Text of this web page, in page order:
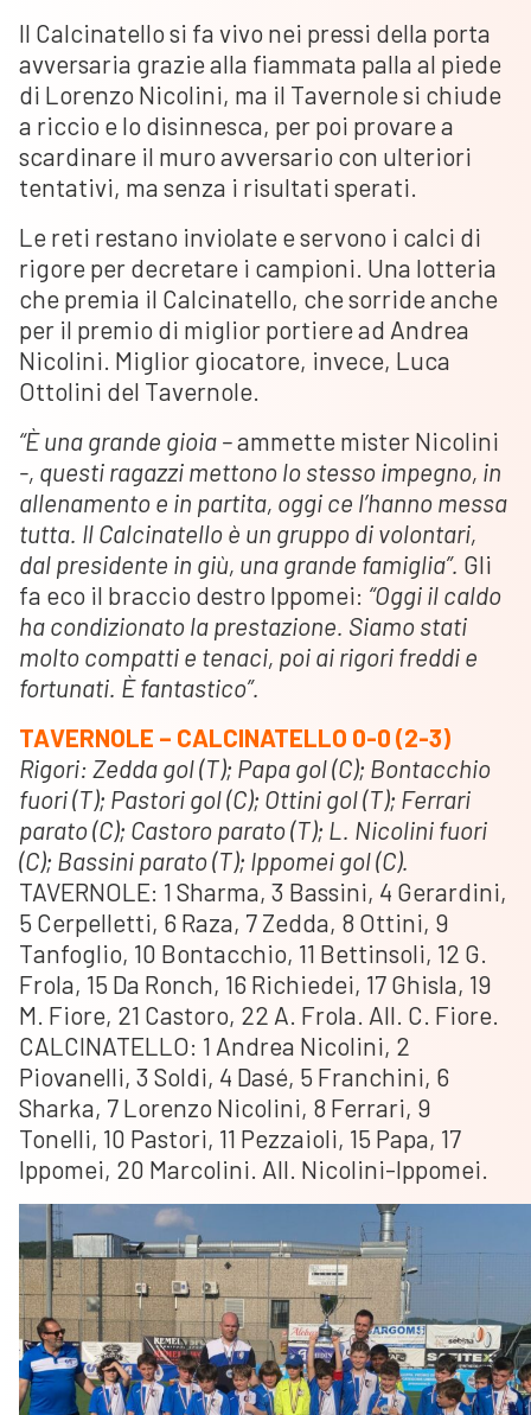
Il Calcinatello si fa vivo nei pressi della porta
avversaria grazie alla fiammata palla al piede
di Lorenzo Nicolini, ma il Tavernole si chiude
a riccio e lo disinnesca, per poi provare a
scardinare il muro avversario con ulteriori
tentativi, ma senza i risultati sperati.
Le reti restano inviolate e servono i calci di
rigore per decretare i campioni. Una lotteria
che premia il Calcinatello, che sorride anche
per il premio di miglior portiere ad Andrea
Nicolini. Miglior giocatore, invece, Luca
Ottolini del Tavernole.
“È una grande gioia –ammette mister Nicolini
-, questi ragazzi mettono lo stesso impegno, in
allenamento e in partita, oggi ce l’hanno messa
tutta. Il Calcinatello è un gruppo di volontari,
dal presidente in giù, una grande famiglia”. Gli
fa eco il braccio destro Ippomei: “Oggi il caldo
ha condizionato la prestazione. Siamo stati
molto compatti e tenaci, poi ai rigori freddi e
fortunati. È fantastico”.
TAVERNOLE – CALCINATELLO 0-0 (2-3)
Rigori: Zedda gol (T); Papa gol (C); Bontacchio
fuori (T); Pastori gol (C); Ottini gol (T); Ferrari
parato (C); Castoro parato (T); L. Nicolini fuori
(C); Bassini parato (T); Ippomei gol (C).
TAVERNOLE: 1 Sharma, 3 Bassini, 4 Gerardini,
5 Cerpelletti, 6 Raza, 7 Zedda, 8 Ottini, 9
Tanfoglio, 10 Bontacchio, 11 Bettinsoli, 12 G.
Frola, 15 Da Ronch, 16 Richiedei, 17 Ghisla, 19
M. Fiore, 21 Castoro, 22 A. Frola. All. C. Fiore.
CALCINATELLO: 1 Andrea Nicolini, 2
Piovanelli, 3 Soldi, 4 Dasé, 5 Franchini, 6
Sharka, 7 Lorenzo Nicolini, 8 Ferrari, 9
Tonelli, 10 Pastori, 11 Pezzaioli, 15 Papa, 17
Ippomei, 20 Marcolini. All. Nicolini-Ippomei.